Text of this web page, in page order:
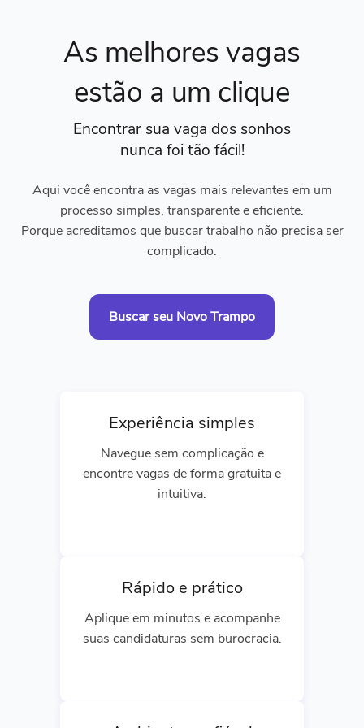
As melhores vagas
estão a um clique
Encontrar sua vaga dos sonhos
nunca foi tão fácil!
Aqui você encontra as vagas mais relevantes em um
processo simples, transparente e eficiente.
Porque acreditamos que buscar trabalho não precisa ser
complicado.
Buscar seu Novo Trampo
Experiência simples
Navegue sem complicação e
encontre vagas de forma gratuita e
intuitiva.
Rápido e prático
Aplique em minutos e acompanhe
suas candidaturas sem burocracia.